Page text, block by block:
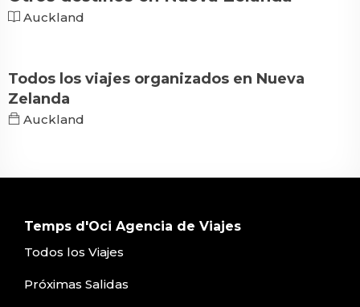
Auckland
Todos los viajes organizados en Nueva
Zelanda
Auckland
Temps d'Oci Agencia de Viajes
Todos los Viajes
Próximas Salidas